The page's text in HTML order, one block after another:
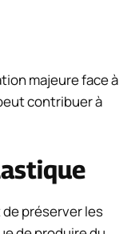
majeure face à
contribuer à
préserver les